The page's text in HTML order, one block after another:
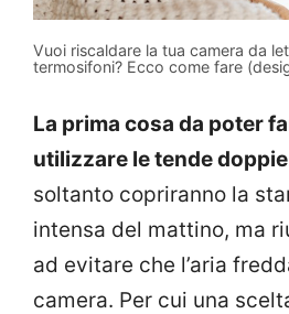
Vuoi riscaldare la tua camera da
termosifoni? Ecco come fare
La prima cosa da poter
utilizzare le tende doppie
soltanto copriranno la
intensa del mattino, ma
ad evitare che l’aria
camera. Per cui una